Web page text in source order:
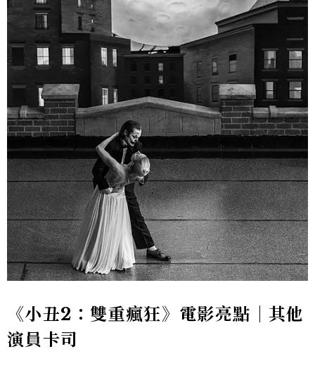
《小丑2：雙重瘋狂》電影亮點｜其他
演員卡司